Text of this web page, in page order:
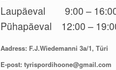
Laupäeval 9:00 –
Pühapäeval 12:00 –
Aadress: F.J.Wiedemanni 3a/1, Türi
E-post: tyrispordihoone@gmail.com